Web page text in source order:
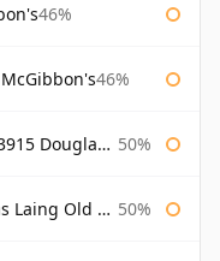
46%
46%
Old Malt Cask 50%
Malt Cask 50%